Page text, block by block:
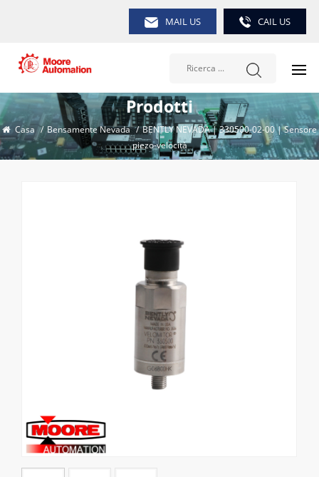
MAIL US CAIL US
Prodotti
Casa / Bensamente Nevada / BENTLY NEVADA | 330500-02-00 | Sensore
piezo-velocità